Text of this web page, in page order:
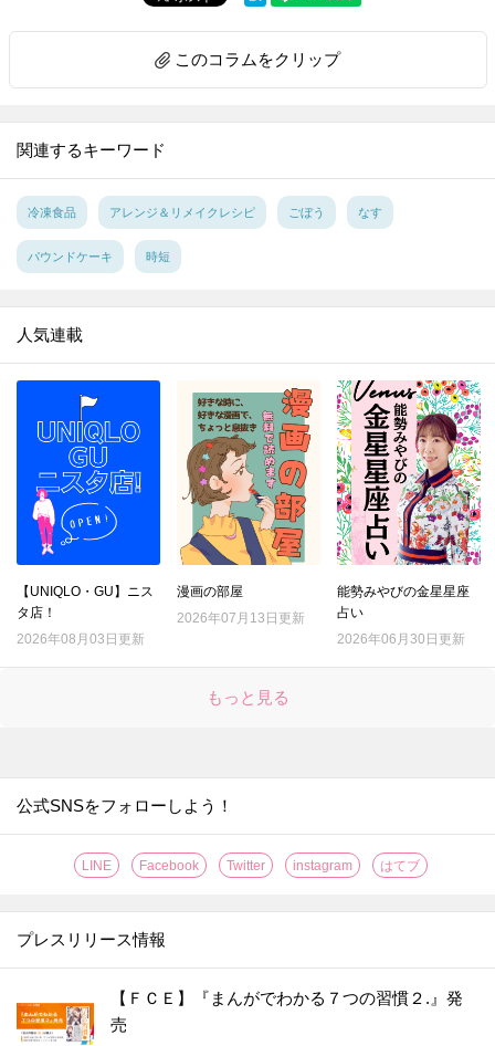
このコラムをクリップ
関連するキーワード
冷凍食品 アレンジ＆リメイクレシピ ごぼう なす
パウンドケーキ 時短
人気連載
【UNIQLO・GU】ニス
タ店！
2026年08月03日更新
漫画の部屋
2026年07月13日更新
能勢みやびの金星星座
占い
2026年06月30日更新
もっと見る
公式SNSをフォローしよう！
LINE Facebook Twitter instagram はてブ
プレスリリース情報
【ＦＣＥ】『まんがでわかる７つの習慣２.』発
売